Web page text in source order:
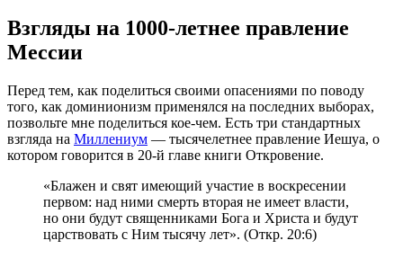
Взгляды на 1000-летнее правление
Мессии
Перед тем, как поделиться своими опасениями по поводу
того, как доминионизм применялся на последних выборах,
позвольте мне поделиться кое-чем. Есть три стандартных
взгляда на Миллениум — тысячелетнее правление Иешуа, о
котором говорится в 20-й главе книги Откровение.
«Блажен и свят имеющий участие в воскресении
первом: над ними смерть вторая не имеет власти,
но они будут священниками Бога и Христа и будут
царствовать с Ним тысячу лет». (Откр. 20:6)